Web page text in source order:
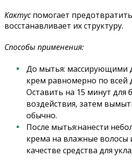
Кактуспомогает
восстанавливает их структуру.
Способы применения:
До мытья: массирующими
крем равномерно по всей
Оставить на 15 минут для
воздействия, затем
обычно.
После мытья:нанести
крема на влажные волосы
качестве средства для